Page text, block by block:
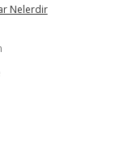
Nelerdir